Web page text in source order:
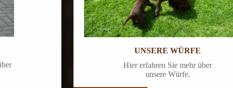
UNSERE WÜRFE
Hier erfahren Sie mehr über
unsere Würfe.